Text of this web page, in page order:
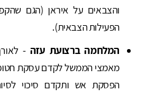
והצבאים על איראן (הגם
הפעילות הצבאית).
המלחמה ברצועת עזה -
מאמצי הממשל לקדם עסקת
הפסקת אש ותקדם סיכוי